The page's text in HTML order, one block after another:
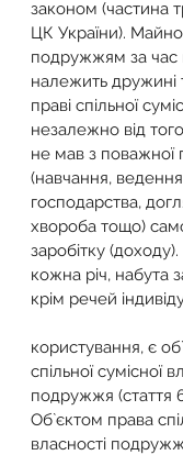
законом (частина
ЦК України).
подружжям за
належить дружині
праві спільної
незалежно від
не мав з поважної
(навчання,
господарства,
хвороба тощо)
заробітку
кожна річ, набута
крім речей
користування, є
спільної сумісної
подружжя (стаття
Об`єктом права
власності